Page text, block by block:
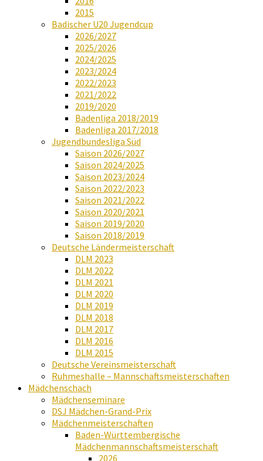
2015
Badischer U20 Jugendcup
2026/2027
2025/2026
2024/2025
2023/2024
2022/2023
2021/2022
2019/2020
Badenliga 2018/2019
Badenliga 2017/2018
Jugendbundesliga Süd
Saison 2026/2027
Saison 2024/2025
Saison 2023/2024
Saison 2022/2023
Saison 2021/2022
Saison 2020/2021
Saison 2019/2020
Saison 2018/2019
Deutsche Ländermeisterschaft
DLM 2023
DLM 2022
DLM 2021
DLM 2020
DLM 2019
DLM 2018
DLM 2017
DLM 2016
DLM 2015
Deutsche Vereinsmeisterschaft
Ruhmeshalle – Mannschaftsmeisterschaften
Mädchenschach
Mädchenseminare
DSJ Mädchen-Grand-Prix
Mädchenmeisterschaften
Baden-Württembergische
Mädchenmannschaftsmeisterschaft
2026